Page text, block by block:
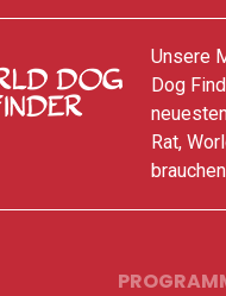
Unsere
Dog
Rat,